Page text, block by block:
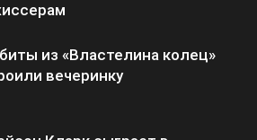
из «Властелина колец»
вечеринку